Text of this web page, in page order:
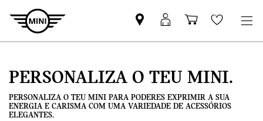
Pesquisar
parceiro
Iniciar
sessão
Carrinho
de
Wishlist
PERSONALIZA O TEU MINI.
PERSONALIZA O TEU MINI PARA PODERES EXPRIMIR A SUA
ENERGIA E CARISMA COM UMA VARIEDADE DE ACESSÓRIOS
ELEGANTES.